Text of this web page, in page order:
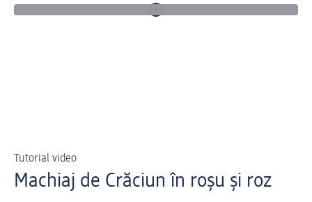
Tutorial video
Machiaj de Crăciun în roșu și roz